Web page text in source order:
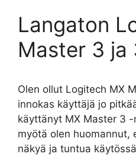
Langaton
Master 3 ja
Olen ollut Logitech MX
innokas käyttäjä jo
käyttänyt MX Master 3 -
myötä olen huomannut,
näkyä ja tuntua